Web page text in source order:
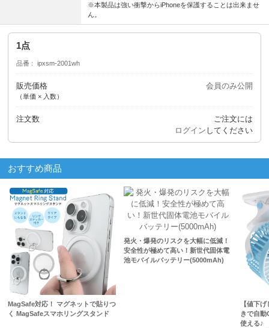
※本製品は強い衝撃からiPhoneを保護することは出来ませ
ん。
1点
品番 ipxsm-2001wh
販売価格
（単価 × 入数）
会員のみ公開
注文数
ご注文には
ログイン してください
おすすめ商品
MagSafe対応！ マグネットで貼りつ
く MagSafeスマホリングスタンド
発火・爆発のリスクを大幅に低減！
安全性が極めて高い！新世代固体電
池モバイルバッテリー(5000mAh)
【値下
きで自
使える♪